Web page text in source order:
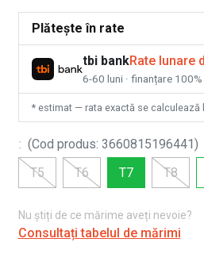
Plătește în rate
tbi bankRate lunare
6-60 luni · finanțare
* estimat — rata exactă se calculează
: (Cod produs: 3660815196441 )
T5
T6 T7 T8
Nu știți de ce mărime aveți nevoie?
Consultați tabelul de mărimi